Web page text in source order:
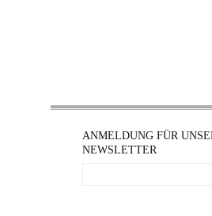
ANMELDUNG FÜR
NEWSLETTER